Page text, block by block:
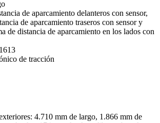
de aparcamiento delanteros con sensor,
de aparcamiento traseros con sensor y
de distancia de aparcamiento en los lados con
de tracción
4.710 mm de largo, 1.866 mm de